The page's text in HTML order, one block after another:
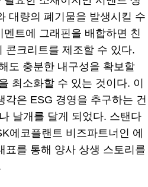
대량의 폐기물을 발생시킬 수
트에 그래핀을 배합하면 친
콘크리트를 제조할 수 있다.
도 충분한 내구성을 확보할
최소화할 수 있는 것이다. 이
각은 ESG 경영을 추구하는 건
날개를 달게 되었다. 스탠다
에코플랜트 비즈파트너인 에
표를 통해 양사 상생 스토리를